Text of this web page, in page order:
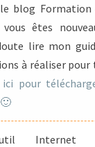
blog Formation
êtes
lire mon
à réaliser pour
ici pour
Internet